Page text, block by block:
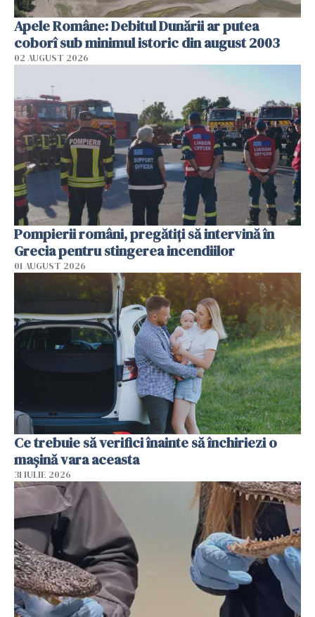
Apele Române: Debitul Dunării ar putea
coborî sub minimul istoric din august 2003
02 AUGUST 2026
Pompierii români, pregătiţi să intervină în
Grecia pentru stingerea incendiilor
01 AUGUST 2026
Ce trebuie să verifici înainte să închiriezi o
mașină vara aceasta
31 IULIE 2026